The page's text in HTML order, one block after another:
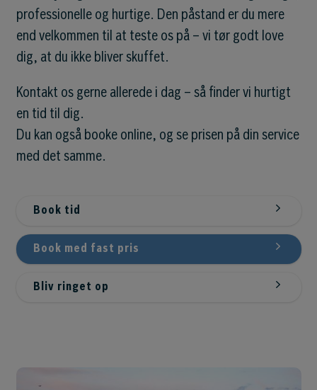
professionelle og hurtige. Den påstand er du mere
end velkommen til at teste os på – vi tør godt love
dig, at du ikke bliver skuffet.
Kontakt os gerne allerede i dag – så finder vi hurtigt
en tid til dig.
Du kan også booke online, og se prisen på din service
med det samme.
Book tid
Book med fast pris
Bliv ringet op